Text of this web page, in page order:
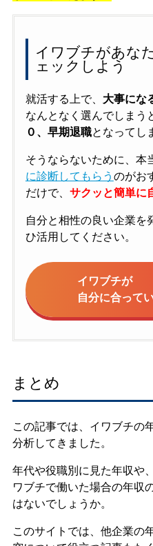
イワブチがあな
ェックしよう
就活する上で、 大事にな
なんとなく選んでしまう
０、早期退職となってし
そうならないために、本
に診断してもらう のがお
だけで、 サクッと簡単に
自分と相性の良い企業を
ひ活用してください。
イワブチが
自分に合って
まとめ
この記事では、イワブチの
分析してきました。
年代や役職別に見た年収や
ワブチで働いた場合の年収
はないでしょうか。
このサイトでは、他企業の